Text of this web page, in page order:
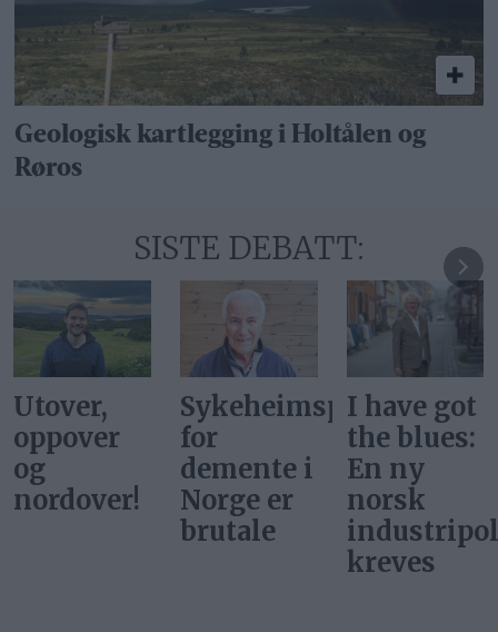
Geologisk kartlegging i Holtålen og
Røros
SISTE DEBATT:
Sykeheimsprisene
for
demente i
Norge er
I have got
the blues:
En ny
norsk
industripolitikk
De hadde
ikke
på